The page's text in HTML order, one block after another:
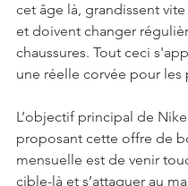
cet âge là, grandissent
et doivent changer
chaussures. Tout ceci
une réelle corvée pour les
L’objectif principal de
proposant cette offre de
mensuelle est de venir
cible-là et s’attaquer au